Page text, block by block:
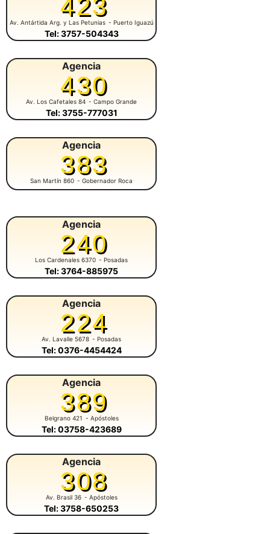
423
Av. Antártida Arg. y Las Petunias - Puerto Iguazú
Tel: 3757-504343
Agencia
430
Av. Los Cafetales 84 - Campo Grande
Tel: 3755-777031
Agencia
383
San Martín 860 - Gobernador Roca
Agencia
240
Los Cardenales 6370 - Posadas
Tel: 3764-885975
Agencia
224
Av. Lavalle 5678 - Posadas
Tel: 0376-4454424
Agencia
389
Belgrano 421 - Apóstoles
Tel: 03758-423689
Agencia
308
Av. Brasil 36 - Apóstoles
Tel: 3758-650253